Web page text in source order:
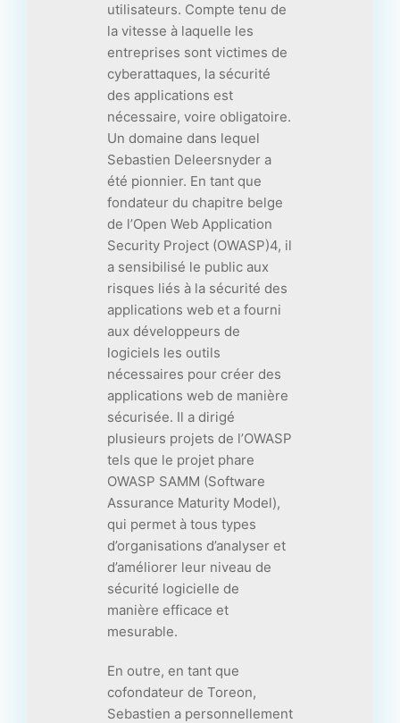
utilisateurs. Compte tenu de
la vitesse à laquelle les
entreprises sont victimes de
cyberattaques, la sécurité
des applications est
nécessaire, voire obligatoire.
Un domaine dans lequel
Sebastien Deleersnyder a
été pionnier. En tant que
fondateur du chapitre belge
de l’Open Web Application
Security Project (OWASP)4, il
a sensibilisé le public aux
risques liés à la sécurité des
applications web et a fourni
aux développeurs de
logiciels les outils
nécessaires pour créer des
applications web de manière
sécurisée. Il a dirigé
plusieurs projets de l’OWASP
tels que le projet phare
OWASP SAMM (Software
Assurance Maturity Model),
qui permet à tous types
d’organisations d’analyser et
d’améliorer leur niveau de
sécurité logicielle de
manière efficace et
mesurable.
En outre, en tant que
cofondateur de Toreon,
Sebastien a personnellement